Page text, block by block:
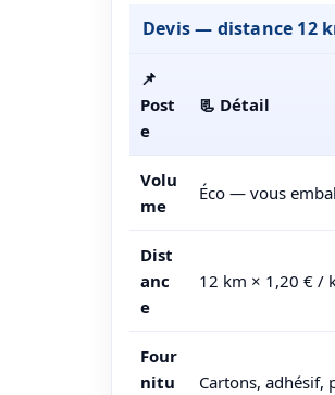
Devis — distance 12
📌
Post
e
📃 Détail
Volu
me
Éco — vous
Dist
anc
e
12 km × 1,20 € /
Four
nitu
Cartons, adhésif,